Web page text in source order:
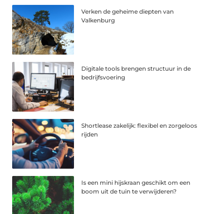
Verken de geheime diepten van
Valkenburg
Digitale tools brengen structuur in de
bedrijfsvoering
Shortlease zakelijk: flexibel en zorgeloos
rijden
Is een mini hijskraan geschikt om een
boom uit de tuin te verwijderen?